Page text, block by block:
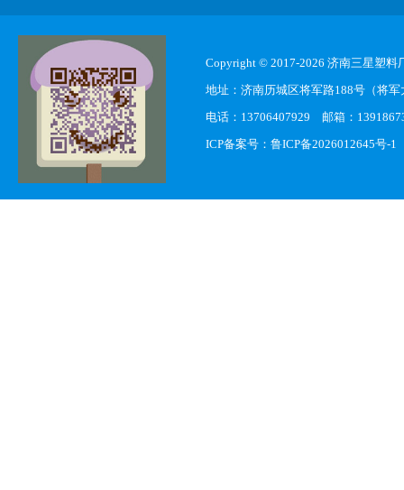
Copyright © 2017-2026 济南三星塑料
地址：济南历城区将军路188号（将
电话：13706407929 邮箱：
ICP备案号： 鲁ICP备2026012645号-1